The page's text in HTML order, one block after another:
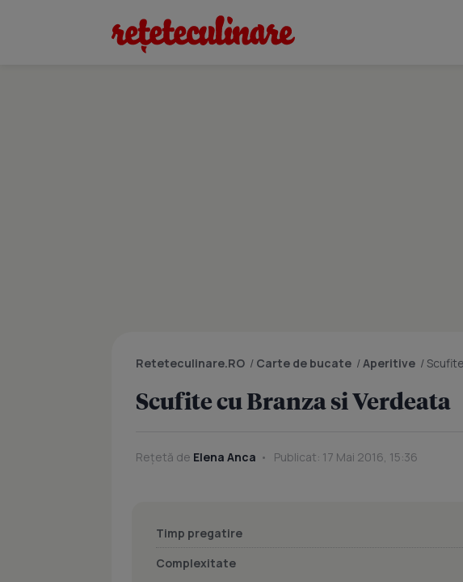
Reteteculinare.RO / Carte de bucate /Aperitive /
Scufite cu Branza si Verdeata
Rețetă de Elena Anca Publicat: 17 Mai 2016, 15:36
Timp pregatire
Complexitate